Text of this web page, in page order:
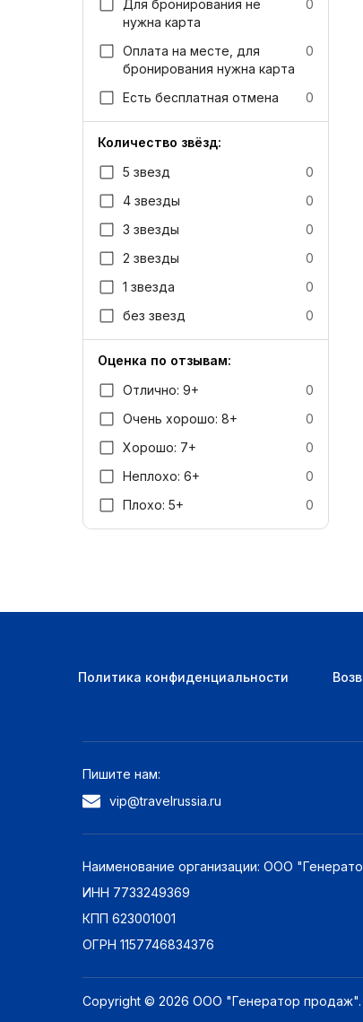
Для бронирования не
нужна карта
0
Оплата на месте, для
бронирования нужна карта
0
Есть бесплатная отмена 0
Количество звёзд:
5 звезд
0
4 звезды
0
3 звезды
0
2 звезды
0
1 звезда
0
без звезд
0
Оценка по отзывам:
Отлично: 9+
0
Очень хорошо: 8+
0
Хорошо: 7+
0
Неплохо: 6+
0
Плохо: 5+
0
Политика конфиденциальности
Пишите нам:
vip@travelrussia.ru
Наименование организации: ООО
ИНН 7733249369
КПП 623001001
ОГРН 1157746834376
Copyright © 2026 ООО "Генератор